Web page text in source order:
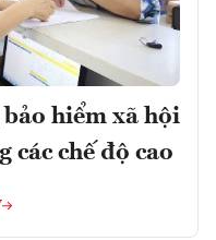
hiểm xã hội
các chế độ cao